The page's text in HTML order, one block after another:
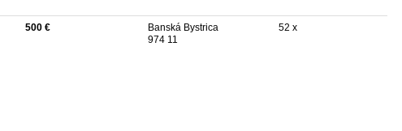
500 €
Banská Bystrica
974 11
52 x